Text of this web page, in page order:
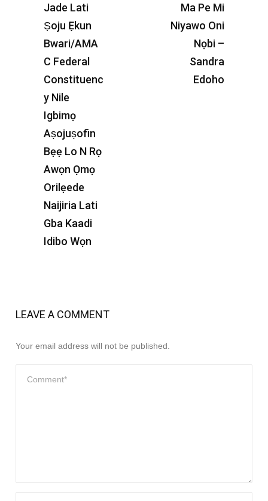
Jade Lati
Ṣoju Ẹkun
Bwari/AMA
C Federal
Constituenc
y Nile
Igbimọ
Aṣojuṣofin
Bẹẹ Lo N Rọ
Awọn Ọmọ
Orilẹede
Naijiria Lati
Gba Kaadi
Idibo Wọn
Ma Pe Mi
Niyawo Oni
Nọbi –
Sandra
Edoho
LEAVE A COMMENT
Your email address will not be published.